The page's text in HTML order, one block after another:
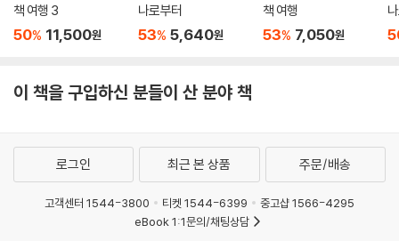
책 여행 3
50% 11,500원
나로부터
53% 5,640원
책 여행
53% 7,050원
이 책을 구입하신 분들이 산 분야 책
로그인 최근 본 상품 주문/배송
고객센터 1544-3800 티켓 1544-6399
중고샵 1566-4295
eBook 1:1문의/채팅상담